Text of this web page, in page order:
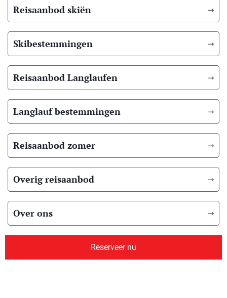
Reserveer nu
Reisaanbod skiën
Skibestemmingen
Reisaanbod Langlaufen
Langlauf bestemmingen
Reisaanbod zomer
Overig reisaanbod
Over ons